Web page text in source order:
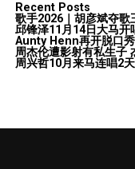
Recent Posts
歌手2026｜胡彦斌夺
邱锋泽11月14日大马开
Aunty Henn再开脱口
周杰伦遭影射有私生子
周兴哲10月来马连唱2